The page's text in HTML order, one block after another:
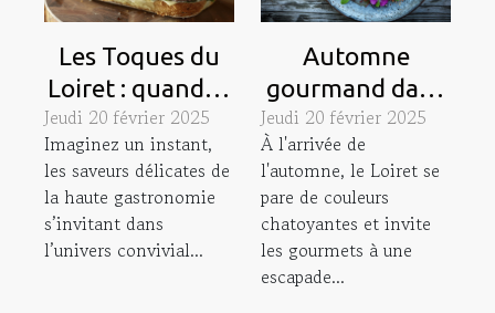
Les Toques du
Loiret : quand la
sandwicherie
rencontre la
gastronomie à
Orléans
Jeudi 20 février 2025
Imaginez un instant,
les saveurs délicates de
la haute gastronomie
s’invitant dans
l’univers convivial...
Automne
gourmand dans
le Loiret : une
exploration des
meilleurs
restaurants
gastronomiques
de la région
Jeudi 20 février 2025
À l'arrivée de
l'automne, le Loiret se
pare de couleurs
chatoyantes et invite
les gourmets à une
escapade...